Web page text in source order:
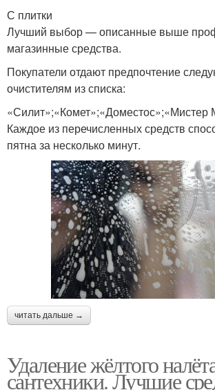
С плитки
Лучший выбор — описанные выше
магазинные средства.
Покупатели отдают предпочтение
очистителям из списка:
«Силит»;«Комет»;«Доместос»;«Мистер
Каждое из перечисленных средств
пятна за несколько минут.
читать дальше →
Удаление жёлтого
сантехники. Лучшие